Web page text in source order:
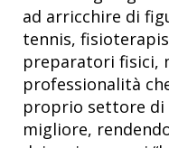
ad arricchire di
tennis,
preparatori fisici,
professionalità
proprio settore di
migliore,